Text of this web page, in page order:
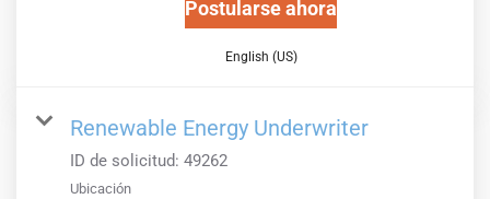
Postularse ahora
English (US)
Renewable Energy Underwriter
ID de solicitud: 49262
Ubicación